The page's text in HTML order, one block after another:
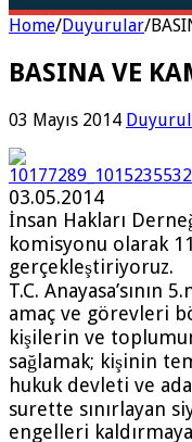
Home/Duyurular/
BASINA VE
03 Mayıs 2014
03.05.2014
İnsan Hakları
komisyonu olarak
gerçekleştiriyoruz.
T.C.
amaç ve görevleri
kişilerin ve
sağlamak; kişinin
hukuk devleti ve
surette sınırlayan
engelleri